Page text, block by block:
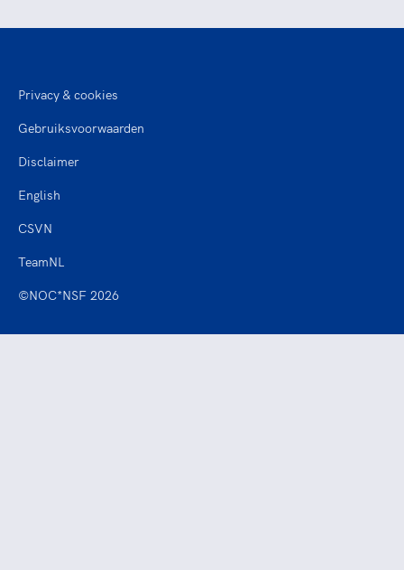
©NOC*NSF 2026
Privacy & cookies
Gebruiksvoorwaarden
Disclaimer
English
CSVN
TeamNL